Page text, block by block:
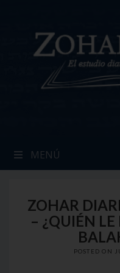
MENÚ
ZOHAR
– ¿QUIÉN
POSTED ON